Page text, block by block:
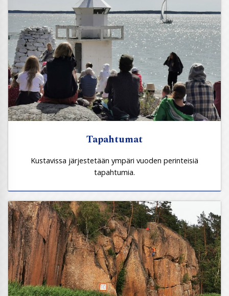
Tapahtumat
Kustavissa järjestetään ympäri vuoden perinteisiä
tapahtumia.